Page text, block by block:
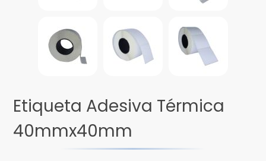
Etiqueta Adesiva Térmica
40mmx40mm